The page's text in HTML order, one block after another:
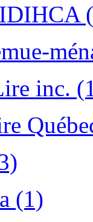
inc.
(1)